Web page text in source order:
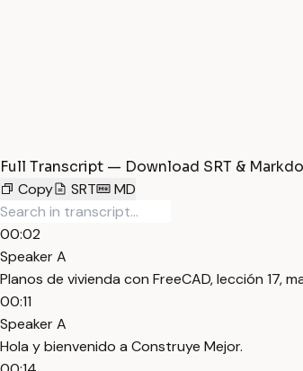
Full Transcript — Download SRT &
Copy
SRT MD
00:02
Speaker A
Planos de vivienda con FreeCAD, lección 17,
00:11
Speaker A
Hola y bienvenido a Construye Mejor.